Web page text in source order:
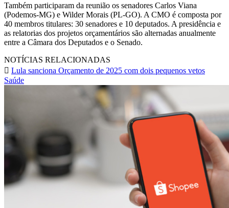
Também participaram da reunião os senadores Carlos Viana
(Podemos-MG) e Wilder Morais (PL-GO). A CMO é composta por
40 membros titulares: 30 senadores e 10 deputados. A presidência e
as relatorias dos projetos orçamentários são alternadas anualmente
entre a Câmara dos Deputados e o Senado.
NOTÍCIAS RELACIONADAS
Lula sanciona Orçamento de 2025 com dois pequenos vetos
Saúde